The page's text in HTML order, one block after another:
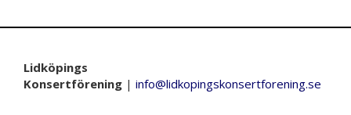
Lidköpings
Konsertförening | info@lidkopingskonsertforening.se